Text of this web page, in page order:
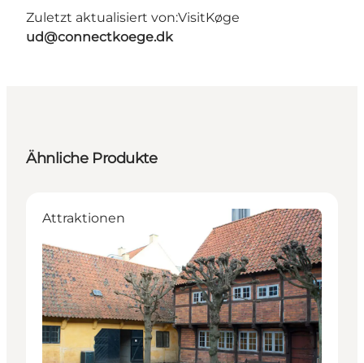
Zuletzt aktualisiert von:VisitKøge
ud@connectkoege.dk
Ähnliche Produkte
Attraktionen